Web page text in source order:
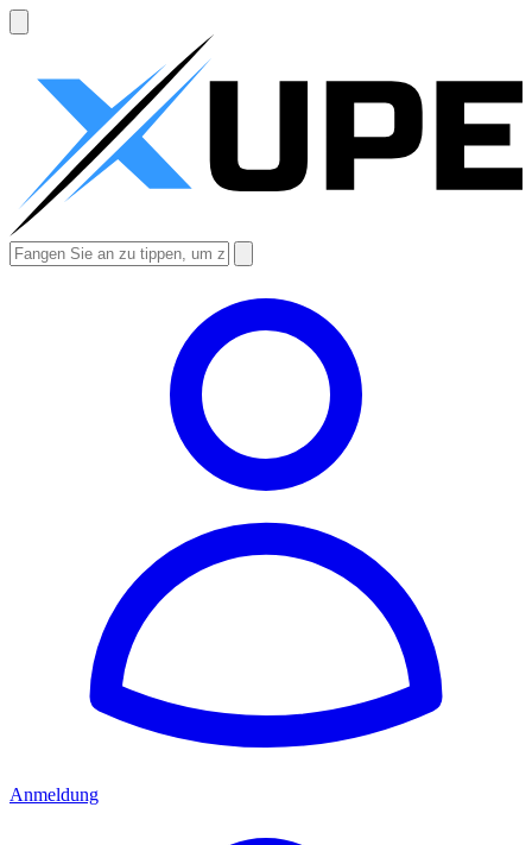
Anmeldung